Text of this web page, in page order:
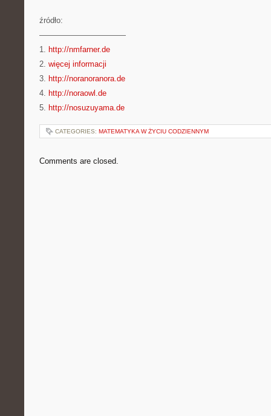
źródło:
———————————
1. http://nmfarner.de
2. więcej informacji
3. http://noranoranora.de
4. http://noraowl.de
5. http://nosuzuyama.de
CATEGORIES: MATEMATYKA W ŻYCIU CODZIENNYM
Comments are closed.